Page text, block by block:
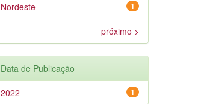
1
Nordeste
próximo >
Data de Publicação
1
2022